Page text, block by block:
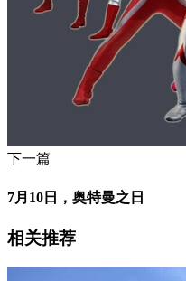
下一篇
7月10日，奥特曼之日
相关推荐